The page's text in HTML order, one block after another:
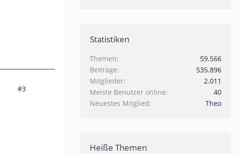
#3
Statistiken
Themen
59.566
Beiträge
535.896
Mitglieder
2.011
Meiste Benutzer online
40
Neuestes Mitglied
Theo
Heiße Themen